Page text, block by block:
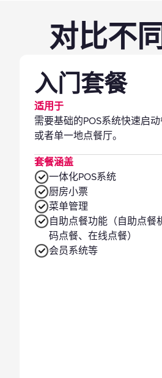
对比不
入门套餐
适用于
需要基础的POS系统快速启
或者单一地点餐厅。
套餐涵盖
一体化POS系统
厨房小票
菜单管理
自助点餐功能（自助点餐
码点餐、在线点餐）
会员系统等